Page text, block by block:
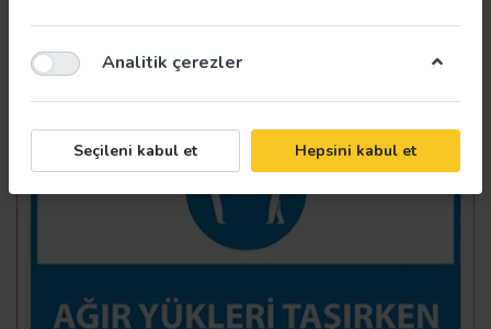
Analitik çerezler
Seçileni kabul et Hepsini kabul et